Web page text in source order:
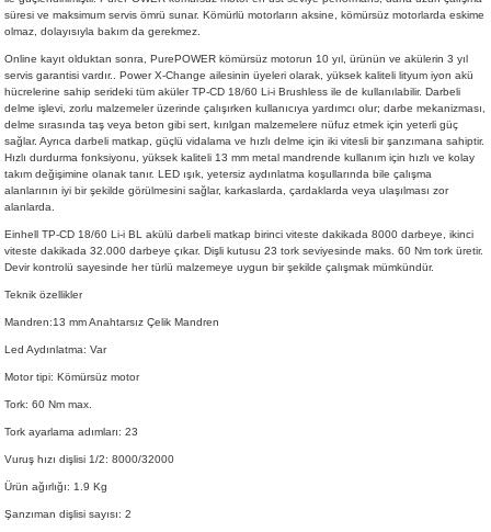
süresi ve maksimum servis ömrü sunar. Kömürlü motorların aksine, kömürsüz motorlarda eskime
olmaz, dolayısıyla bakım da gerekmez.
Online kayıt olduktan sonra, PurePOWER kömürsüz motorun 10 yıl, ürünün ve akülerin 3 yıl
servis garantisi vardır.. Power X-Change ailesinin üyeleri olarak, yüksek kaliteli lityum iyon akü
hücrelerine sahip serideki tüm aküler TP-CD 18/60 Li-i Brushless ile de kullanılabilir. Darbeli
delme işlevi, zorlu malzemeler üzerinde çalışırken kullanıcıya yardımcı olur; darbe mekanizması,
delme sırasında taş veya beton gibi sert, kırılgan malzemelere nüfuz etmek için yeterli güç
sağlar. Ayrıca darbeli matkap, güçlü vidalama ve hızlı delme için iki vitesli bir şanzımana sahiptir.
Hızlı durdurma fonksiyonu, yüksek kaliteli 13 mm metal mandrende kullanım için hızlı ve kolay
takım değişimine olanak tanır. LED ışık, yetersiz aydınlatma koşullarında bile çalışma
alanlarının iyi bir şekilde görülmesini sağlar, karkaslarda, çardaklarda veya ulaşılması zor
alanlarda.
Einhell TP-CD 18/60 Li-i BL akülü darbeli matkap birinci viteste dakikada 8000 darbeye, ikinci
viteste dakikada 32.000 darbeye çıkar. Dişli kutusu 23 tork seviyesinde maks. 60 Nm tork üretir.
Devir kontrolü sayesinde her türlü malzemeye uygun bir şekilde çalışmak mümkündür.
Teknik özellikler
Mandren:13 mm Anahtarsız Çelik Mandren
Led Aydınlatma: Var
Motor tipi: Kömürsüz motor
Tork: 60 Nm max.
Tork ayarlama adımları: 23
Vuruş hızı dişlisi 1/2: 8000/32000
Ürün ağırlığı: 1.9 Kg
Şanzıman dişlisi sayısı: 2